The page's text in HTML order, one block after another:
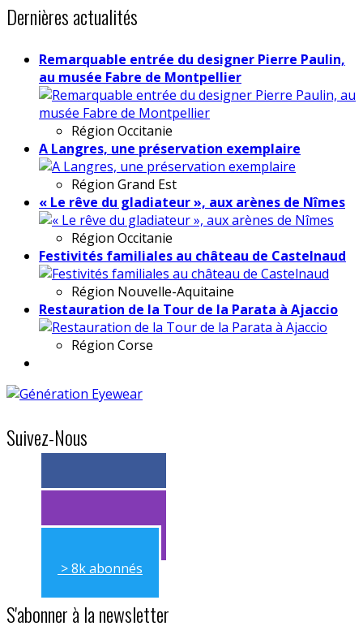
Dernières actualités
Remarquable entrée du designer Pierre Paulin,
au musée Fabre de Montpellier
Région Occitanie
A Langres, une préservation exemplaire
Région Grand Est
« Le rêve du gladiateur », aux arènes de Nîmes
Région Occitanie
Festivités familiales au château de Castelnaud
Région Nouvelle-Aquitaine
Restauration de la Tour de la Parata à Ajaccio
Région Corse
Suivez-Nous
> 11k abonnés
> 11k abonnés
> 8k abonnés
S'abonner à la newsletter